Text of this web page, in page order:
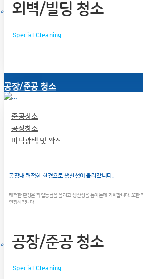
외벽/빌딩 청소
Special Cleaning
공장/준공 청소
준공청소
공장청소
바닥광택 및 왁스
공장내 쾌적한 환경으로 생산성이 올라갑니다.
쾌적한 환경은 작업능률을 올리고 생산성을 높이는데 기여합니다. 또한
연장시킵니다
공장/준공 청소
Special Cleaning